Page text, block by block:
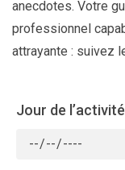
anecdotes. Votre
professionnel
attrayante : suivez
Jour de l’activité